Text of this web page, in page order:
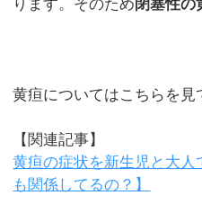
ります。そのため 閉塞性の
黄疸についてはこちらを見
【関連記事】
黄疸の症状を新生児と大人
も関係してるの？】